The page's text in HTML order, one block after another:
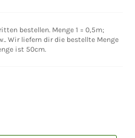
bestellen. Menge 1 = 0,5m;
Wir liefern dir die bestellte Menge
ist 50cm.